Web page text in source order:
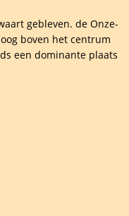
gebleven. de Onze-
boven het centrum
een dominante plaats